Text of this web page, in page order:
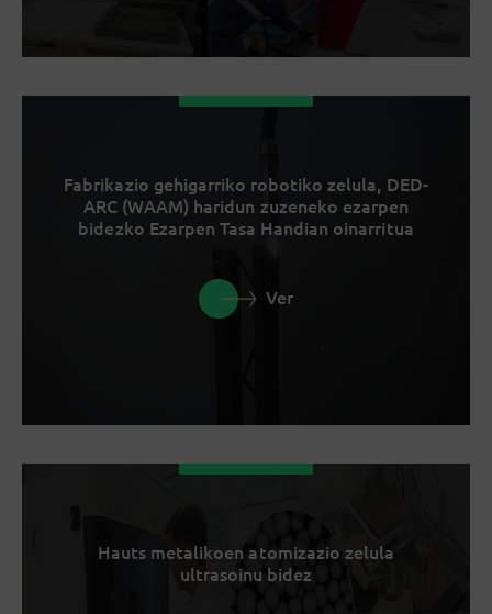
Fabrikazio gehigarriko robotiko zelula, DED-
ARC (WAAM) haridun zuzeneko ezarpen
bidezko Ezarpen Tasa Handian oinarritua
Ver
Hauts metalikoen atomizazio zelula
ultrasoinu bidez